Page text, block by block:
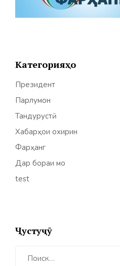
Категорияҳо
Президент
Парлумон
Тандурустӣ
Хабарҳои охирин
Фарҳанг
Дар бораи мо
test
Ҷустуҷӯ